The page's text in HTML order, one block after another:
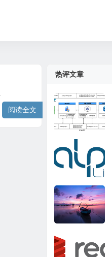
阅读全文
热评文章